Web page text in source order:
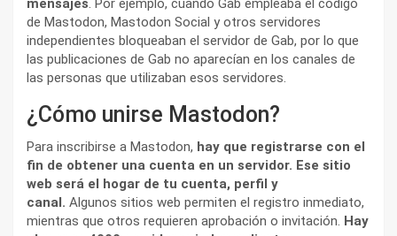
mensajes. Por ejemplo, cuando Gab empleaba el código
de Mastodon, Mastodon Social y otros servidores
independientes bloqueaban el servidor de Gab, por lo que
las publicaciones de Gab no aparecían en los canales de
las personas que utilizaban esos servidores.
¿Cómo unirse Mastodon?
Para inscribirse a Mastodon, hay que registrarse con el
fin de obtener una cuenta en un servidor. Ese sitio
web será el hogar de tu cuenta, perfil y
canal. Algunos sitios web permiten el registro inmediato,
mientras que otros requieren aprobación o invitación. Hay